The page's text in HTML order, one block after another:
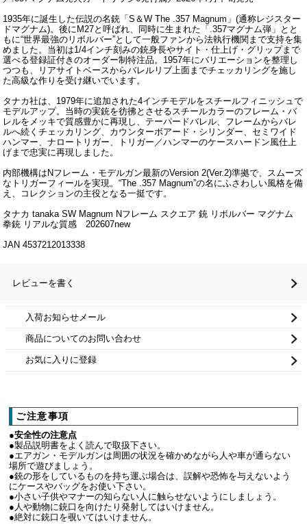
1935年に誕生した伝説の名銃「S＆W The .357 Magnum」(通称レジスター
ドマグナム)。後にM27と呼ばれ、同時に生まれた「.357マグナム弾」とと
もに“世界最強のリボルバー”として一般ファンから法執行機関まで支持を集
めました。当初は1/4インチ刻みの銃身長やサイト・仕上げ・グリップまで
選べる登録証付きのオーダー制特注品。1957年にバリエーションを整理し
つつも、リアサイトベースからバレルリブ上面までチェッカリングを施し
た高級な作りを受け継いでいます。
タナカ社は、1979年に追加された4インチモデルをスチールフィニッシュで
モデルアップ。当時の実銃を彷彿とさせるスチールカラーのフレーム・バ
レルをメッキで質感豊かに再現し、テーパードバレル、フレームからバレ
ルへ続くチェッカリング、カウンターボアード・シリンダー、セミワイド
ハンマー、ナロートリガー、トリガー／ハンマーのケースハードン風仕上
げまで忠実に再現しました。
内部機構はNフレーム・モデルガン最新のVersion 2(Ver.2)準拠で、スムーズ
なトリガーフィールを実現。“The .357 Magnum”の名にふさわしい風格を備
え、コレクションの主役となる一挺です。
タナカ tanaka SW Magnum Nフレーム スクエア 銃 リボルバー マグナム
拳銃 リアルな質感 202607new
JAN 4537212013338
レビューを書く
入荷お知らせメール
商品についてのお問い合わせ
お気に入りに登録
ご注意事項
●安全性の注意点
●製品説明書をよく読んで取扱下さい。
●エアガン・モデルガンは周囲の状況を確かめながら人や車が通らない
場所で遊びましょう。
●銃の形をしているものを持ち運ぶ場合は、誤解や恐怖を与えないよう
にケースやバッグをお使い下さい。
●小さい子供やマナーの知らない人に触らせないようにしましょう。
●人や動物に銃口を向けたり発射してはいけません。
●絶対に銃口を覗いてはいけません。